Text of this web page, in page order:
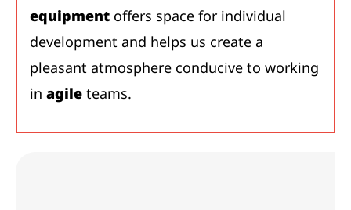
equipment offers space for individual
development and helps us create a
pleasant atmosphere conducive to working
in agile teams.